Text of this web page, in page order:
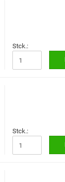
Stck.:
Stck.: